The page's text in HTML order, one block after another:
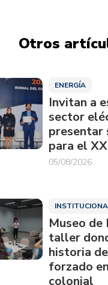
Otros
ENERGÍA
Invitan a
sector
presentar
para el
05/08/2026
Museo de
taller
historia
forzado
colonial